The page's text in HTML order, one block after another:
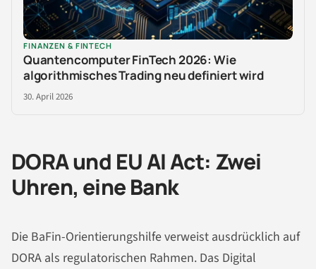
FINANZEN & FINTECH
Quantencomputer FinTech 2026: Wie
algorithmisches Trading neu definiert wird
30. April 2026
DORA und EU AI Act: Zwei
Uhren, eine Bank
Die BaFin-Orientierungshilfe verweist ausdrücklich auf
DORA als regulatorischen Rahmen. Das Digital